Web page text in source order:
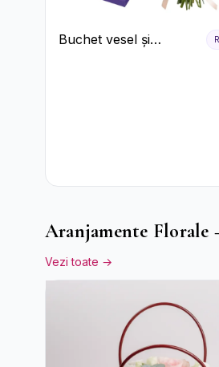
Buchet vesel și
Aranjamente Florale
Vezi toate →